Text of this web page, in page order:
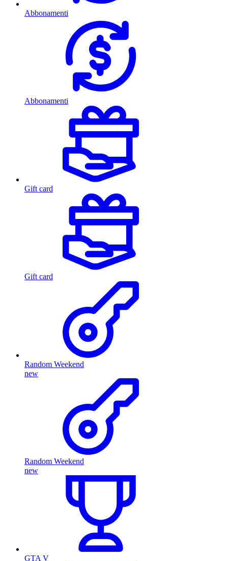
Abbonamenti
Abbonamenti
Gift card
Gift card
Random Weekend
new
Random Weekend
new
GTA V